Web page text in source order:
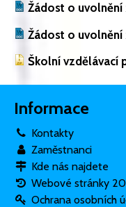
Žádost o uvolnění
Žádost o
Školní vzdělávací
Informace
Kontakty
Zaměstnanci
Kde nás najdete
Webové stránky
Ochrana osobních